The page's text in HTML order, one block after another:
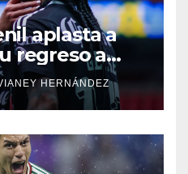
aplasta a
regreso a
HERNÁNDEZ